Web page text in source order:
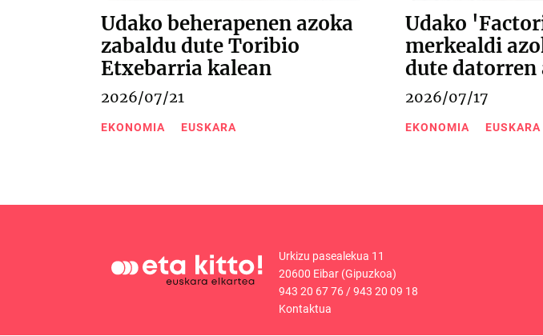
Udako beherapenen azoka
zabaldu dute Toribio
Etxebarria kalean
2026/07/21
EKONOMIA EUSKARA
Udako
merkealdi
dute datorren
2026/07/17
EKONOMIA EUSKARA
Urkizu pasealekua 11
20600 Eibar (Gipuzkoa)
943 20 67 76/943 20 09 18
Kontaktua